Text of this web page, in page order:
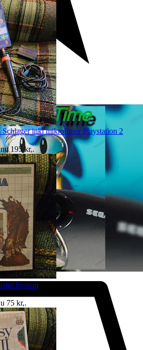
Schlager inkl mikrofoner Playstation 2
195 kr,.
System
75 kr,.